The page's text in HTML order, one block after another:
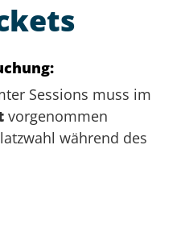
Sessions muss im
vorgenommen
während des